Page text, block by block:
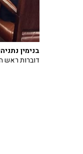
בנימין
דוברות